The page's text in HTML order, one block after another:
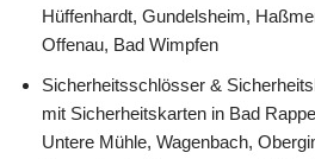
Hüffenhardt, Gundelsheim,
Offenau, Bad Wimpfen
Sicherheitsschlösser &
mit Sicherheitskarten in Bad
Untere Mühle, Wagenbach,